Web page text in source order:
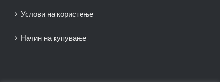
Услови на користење
Начин на купување